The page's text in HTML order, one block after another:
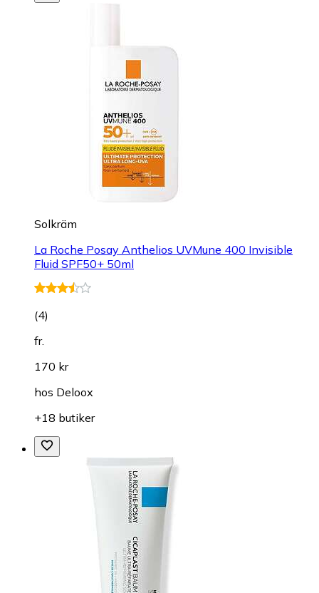
Solkräm
La Roche Posay Anthelios UVMune 400 Invisible
Fluid SPF50+ 50ml
(4)
fr.
170 kr
hos Deloox
+18 butiker